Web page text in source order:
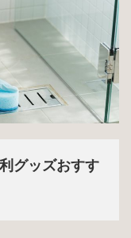
グッズおすす